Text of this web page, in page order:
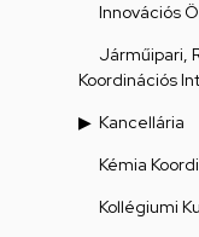
Innovációs
Járműipari,
Koordinációs
Kancellária
Kémia
Kollégiumi